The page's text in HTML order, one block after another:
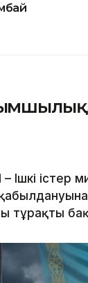
Ішкі істер
тұрақты